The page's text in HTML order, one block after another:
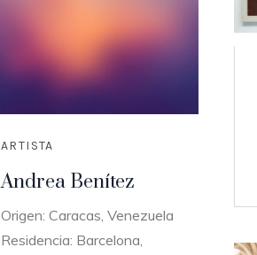
ARTISTA
Andrea Benítez
Origen: Caracas, Venezuela
Residencia: Barcelona,